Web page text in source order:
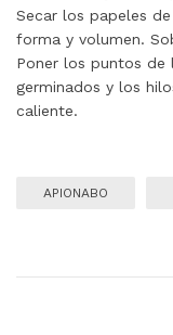
Secar los papeles
forma y volumen.
Poner los puntos
germinados y los
caliente.
APIONABO